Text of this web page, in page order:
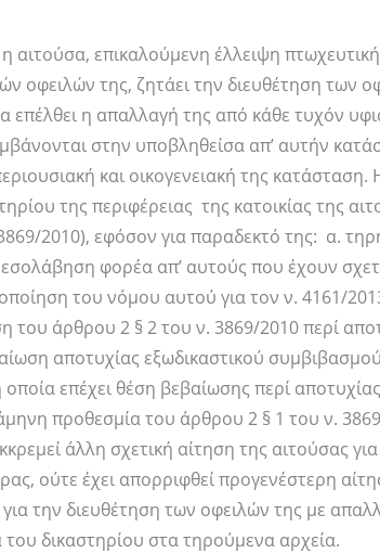
αιτούσα, επικαλούμενη έλλειψη
οφειλών της, ζητάει την διευθέτηση των
επέλθει η απαλλαγή της από κάθε τυχόν
στην υποβληθείσα απ’ αυτήν
και οικογενειακή της κατάσταση.
της περιφέρειας της κατοικίας της
2010), εφόσον για παραδεκτό της: α.
φορέα απ’ αυτούς που έχουν
του νόμου αυτού για τον ν. 4161/
του άρθρου 2 § 2 του ν. 3869/2010 περί
αποτυχίας εξωδικαστικού
επέχει θέση βεβαίωσης περί
προθεσμία του άρθρου 2 § 1 του ν.
άλλη σχετική αίτηση της αιτούσας
ούτε έχει απορριφθεί προγενέστερη
την διευθέτηση των οφειλών της με
δικαστηρίου στα τηρούμενα αρχεία.